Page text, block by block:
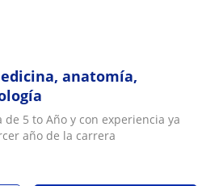
anatomía,
5 to Año y con experiencia ya
año de la carrera